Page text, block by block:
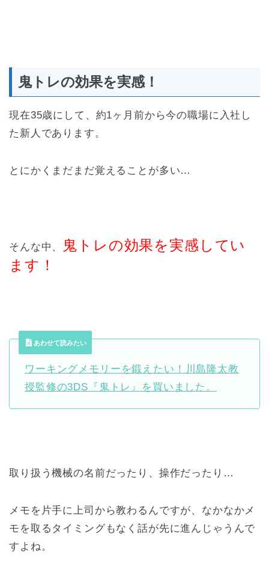
鬼トレの効果を実感！
現在35歳にして、約1ヶ月前から今の職場に入社し
た新人であります。
とにかくまだまだ覚えることが多い…
そんな中、
鬼トレの効果を実感してい
ます！
あわせて読みたい
ワーキングメモリーを鍛えたい！川島隆太教
授監修の3DS『鬼トレ』を買いました。
取り扱う機械の名前だったり、操作だったり…
メモを片手に上司から教わるんですが、なかなかメ
モを取るタイミングもなく話が先に進んじゃうんで
すよね。